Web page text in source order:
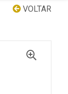
VOLTAR